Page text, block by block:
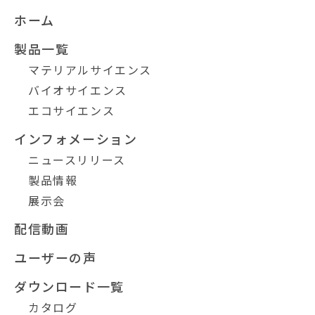
ホーム
製品一覧
マテリアルサイエンス
バイオサイエンス
エコサイエンス
インフォメーション
ニュースリリース
製品情報
展示会
配信動画
ユーザーの声
ダウンロード一覧
カタログ